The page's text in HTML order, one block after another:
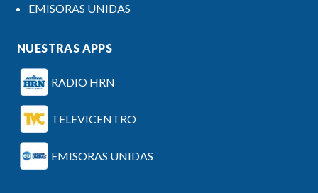
EMISORAS UNIDAS
NUESTRAS APPS
RADIO HRN
TELEVICENTRO
EMISORAS UNIDAS